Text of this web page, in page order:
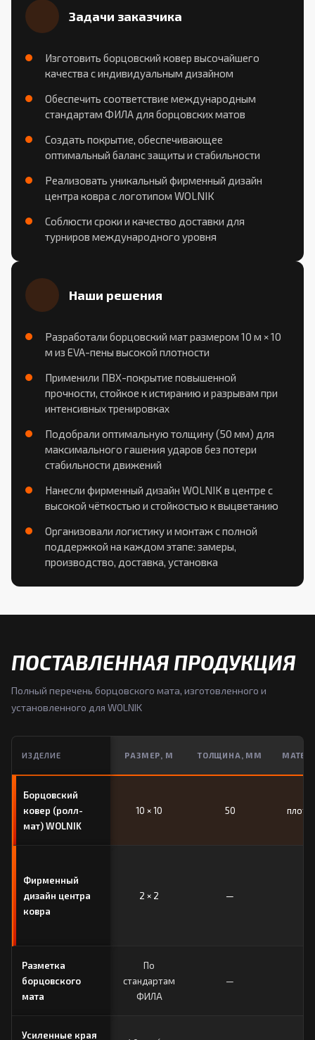
Задачи заказчика
Изготовить борцовский ковер высочайшего
качества с индивидуальным дизайном
Обеспечить соответствие международным
стандартам ФИЛА для борцовских матов
Создать покрытие, обеспечивающее
оптимальный баланс защиты и стабильности
Реализовать уникальный фирменный дизайн
центра ковра с логотипом WOLNIK
Соблюсти сроки и качество доставки для
турниров международного уровня
Наши решения
Разработали борцовский мат размером 10 м × 10
м из EVA-пены высокой плотности
Применили ПВХ-покрытие повышенной
прочности, стойкое к истиранию и разрывам при
интенсивных тренировках
Подобрали оптимальную толщину (50 мм) для
максимального гашения ударов без потери
стабильности движений
Нанесли фирменный дизайн WOLNIK в центре с
высокой чёткостью и стойкостью к выцветанию
Организовали логистику и монтаж с полной
поддержкой на каждом этапе: замеры,
производство, доставка, установка
ПОСТАВЛЕННАЯ ПРОДУКЦИЯ
Полный перечень борцовского мата, изготовленного и
установленного для WOLNIK
ИЗДЕЛИЕ РАЗМЕР, М ТОЛЩИНА, ММ
Борцовский
ковер (ролл-
мат) WOLNIK
10 × 10 50
Фирменный
дизайн центра
ковра
2 × 2 —
Разметка
борцовского
мата
По
стандартам
ФИЛА
—
Усиленные края